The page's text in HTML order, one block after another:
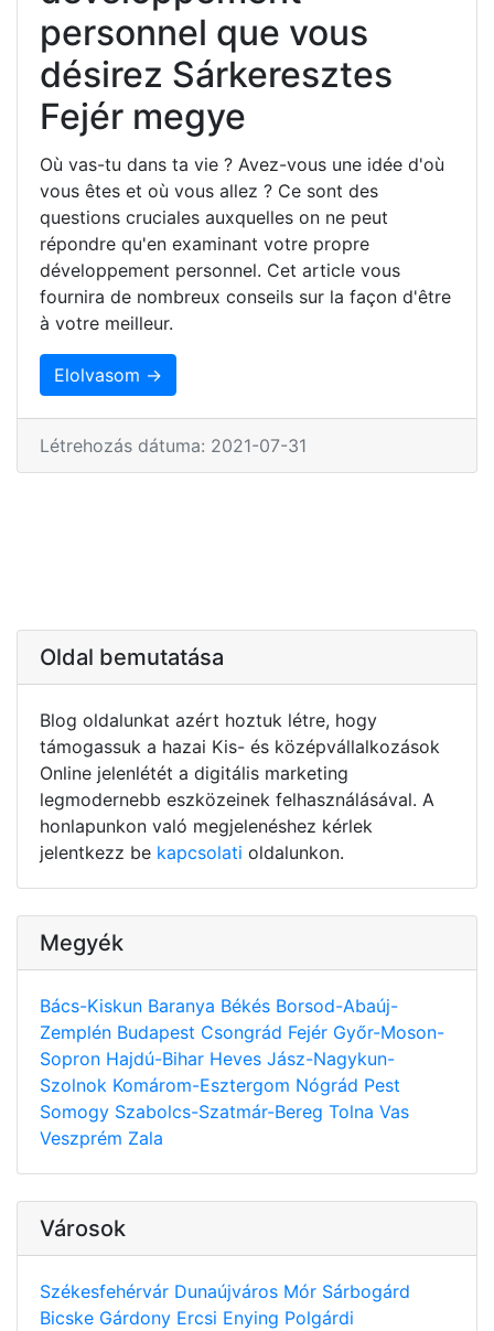
personnel que vous
désirez Sárkeresztes
Fejér megye
Où vas-tu dans ta vie ? Avez-vous une idée d'où
vous êtes et où vous allez ? Ce sont des
questions cruciales auxquelles on ne peut
répondre qu'en examinant votre propre
développement personnel. Cet article vous
fournira de nombreux conseils sur la façon d'être
à votre meilleur.
Elolvasom →
Létrehozás dátuma: 2021-07-31
Oldal bemutatása
Blog oldalunkat azért hoztuk létre, hogy
támogassuk a hazai Kis- és középvállalkozások
Online jelenlétét a digitális marketing
legmodernebb eszközeinek felhasználásával. A
honlapunkon való megjelenéshez kérlek
jelentkezz be kapcsolati oldalunkon.
Megyék
Bács-Kiskun Baranya Békés Borsod-Abaúj-
Zemplén Budapest Csongrád Fejér Győr-Moson-
Sopron Hajdú-Bihar Heves Jász-Nagykun-
Szolnok Komárom-Esztergom Nógrád Pest
Somogy Szabolcs-Szatmár-Bereg Tolna Vas
Veszprém Zala
Városok
Székesfehérvár Dunaújváros Mór Sárbogárd
Bicske Gárdony Ercsi Enying Polgárdi